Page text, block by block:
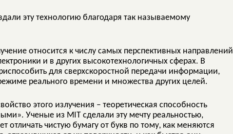
эту технологию благодаря так называемому
относится к числу самых перспективных направлений
и в других высокотехнологичных сферах. В
для сверхскоростной передачи информации,
реального времени и множества других целей.
этого излучения – теоретическая способность
Ученые из MIT сделали эту мечту реальностью,
отличать чистую бумагу от букв по тому, как меняются